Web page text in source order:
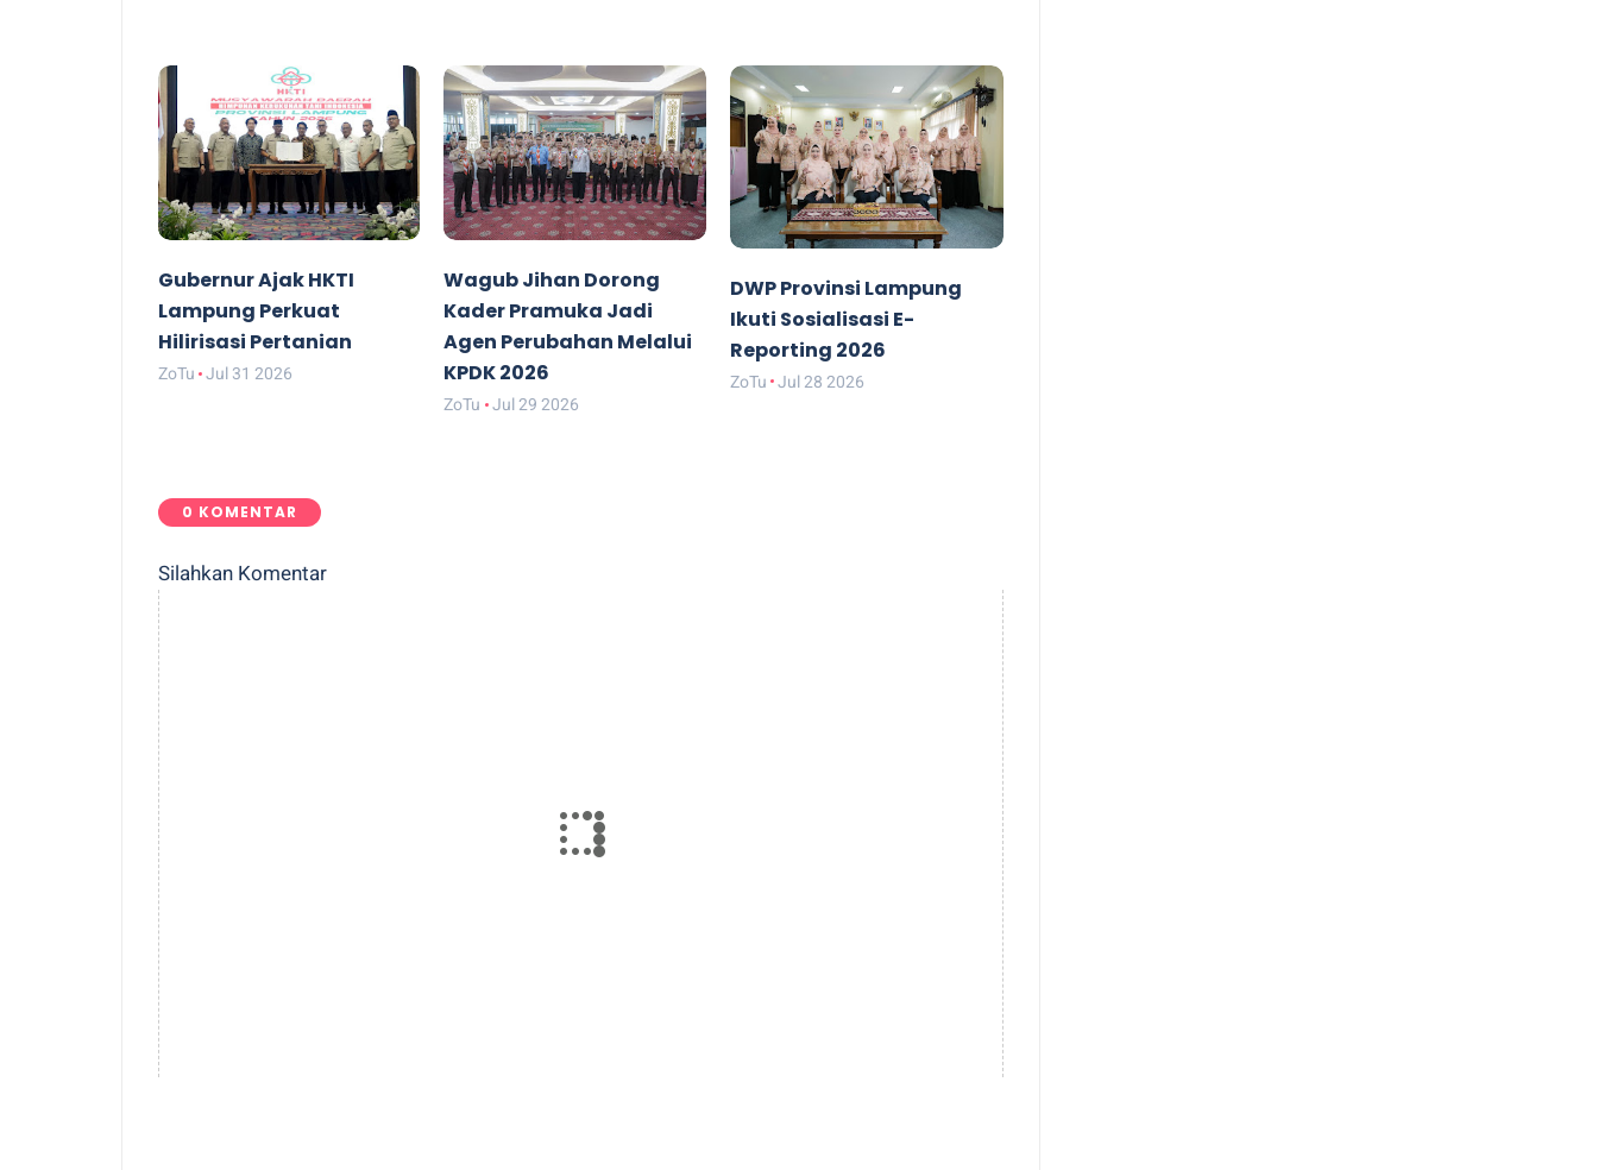
Gubernur Ajak HKTI
Lampung Perkuat
Hilirisasi Pertanian
ZoTu Jul 31 2026
Wagub Jihan Dorong
Kader Pramuka Jadi
Agen Perubahan Melalui
KPDK 2026
ZoTu Jul 29 2026
DWP Provinsi Lampung
Ikuti Sosialisasi E-
Reporting 2026
ZoTu Jul 28 2026
0 KOMENTAR
Silahkan Komentar